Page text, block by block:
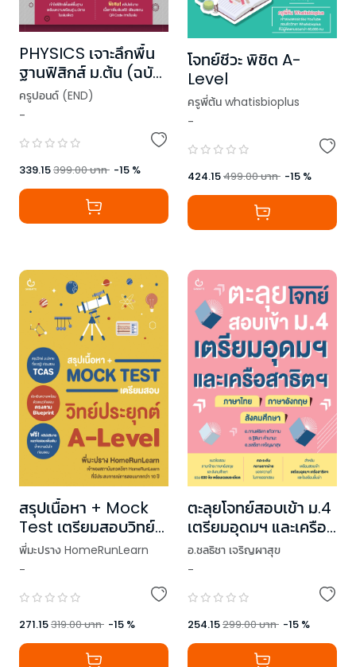
PHYSICS เจาะลึกพื้น
ฐานฟิสิกส์ ม.ต้น (ฉบับ
ปรับปรุง)
ครูปอนด์ (END)
-
339.15399.00บาท -15 %
โจทย์ชีวะ พิชิต A-
Level
ครูพี่ต้น whatisbioplus
-
424.15499.00บาท -15 %
สรุปเนื้อหา + Mock
Test เตรียมสอบวิทย์
ประยุกต์ A-Level
พี่มะปราง HomeRunLearn
-
271.15319.00บาท -15 %
ตะลุยโจทย์สอบเข้า ม.4
เตรียมอุดมฯ และเครือ
สาธิตฯ (ภาษา
ไทย+ภาษา
อังกฤษ+สังคมศึกษา)
อ.ชลธิชา เจริญผาสุข
,
,อ.ฐิติมา คำนามะ
-
254.15299.00บาท -15 %